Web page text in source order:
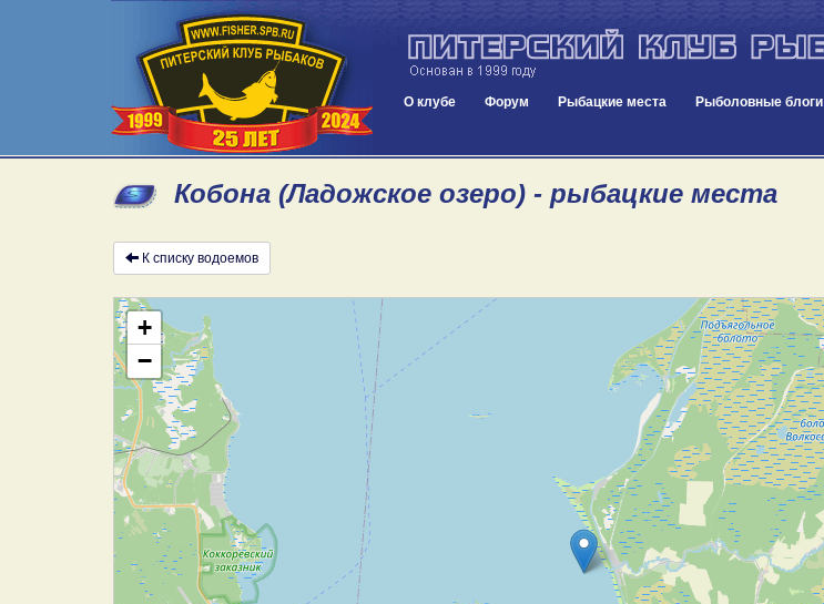
О клубе Форум Рыбацкие места Рыболовные блоги
Кобона (Ладожское озеро) - рыбацкие места
К списку водоемов
+
−